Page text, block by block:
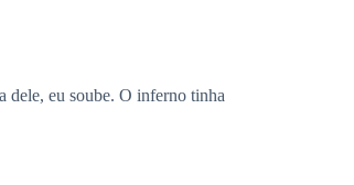
dele, eu soube. O inferno tinha